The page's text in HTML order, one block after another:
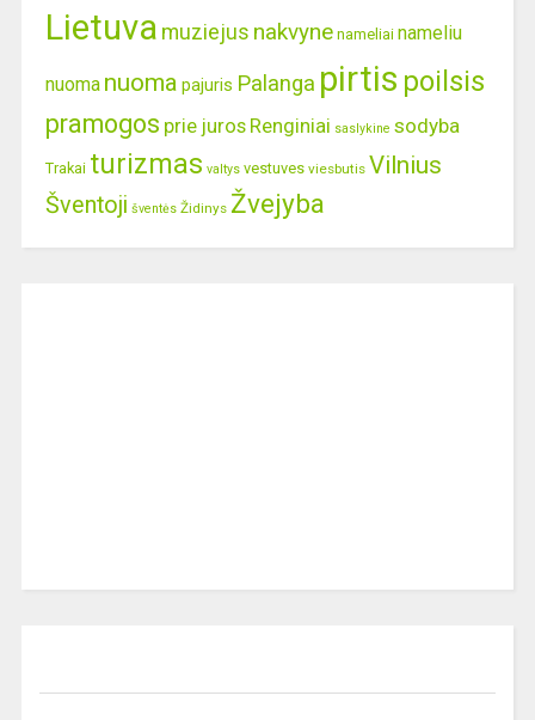
Lietuva muziejus nakvyne nameliai nameliu
nuoma nuoma pajuris Palanga pirtis poilsis
pramogos prie juros Renginiai saslykine sodyba
Trakai turizmas valtys vestuves viesbutis Vilnius
Šventoji šventės Židinys Žvejyba